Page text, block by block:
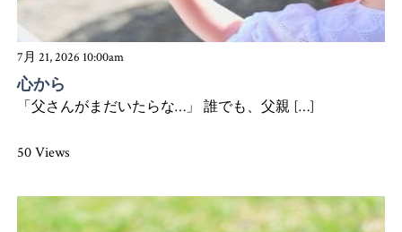
7月 21, 2026 10:00am
心から
「父さんがまだいたらな…」 誰でも、父親 […]
50 Views